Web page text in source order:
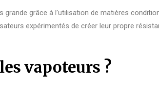
grâce à l’utilisation de matières
expérimentés de créer leur propre
vapoteurs ?